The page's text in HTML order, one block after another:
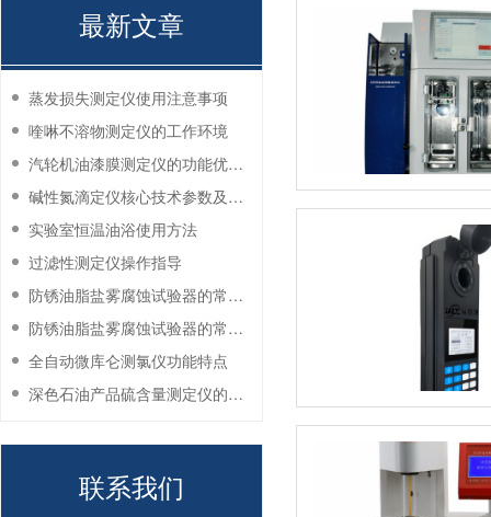
最新文章
蒸发损失测定仪使用注意事项
喹啉不溶物测定仪的工作环境
汽轮机油漆膜测定仪的功能优势有哪些？
碱性氮滴定仪核心技术参数及应用说明
实验室恒温油浴使用方法
过滤性测定仪操作指导
防锈油脂盐雾腐蚀试验器的常见故障与解决方法
防锈油脂盐雾腐蚀试验器的常见故障与解决方法
全自动微库仑测氯仪功能特点
深色石油产品硫含量测定仪的工作环境要求
联系我们